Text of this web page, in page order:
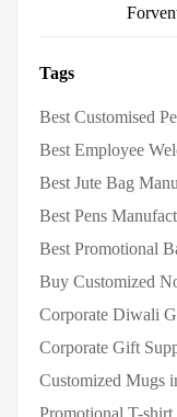
Tags
Best Customised
Best Employee
Best Jute Bag
Best Pens
Best Promotional
Buy Customized
Corporate Diwali
Corporate Gift
Customized Mugs
Promotional T-